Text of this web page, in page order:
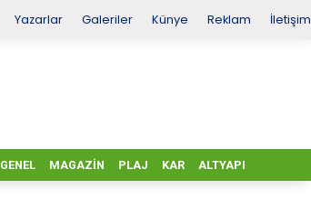
Yazarlar Galeriler Künye Reklam İletişim
GENEL MAGAZIN PLAJ KAR ALTYAPI